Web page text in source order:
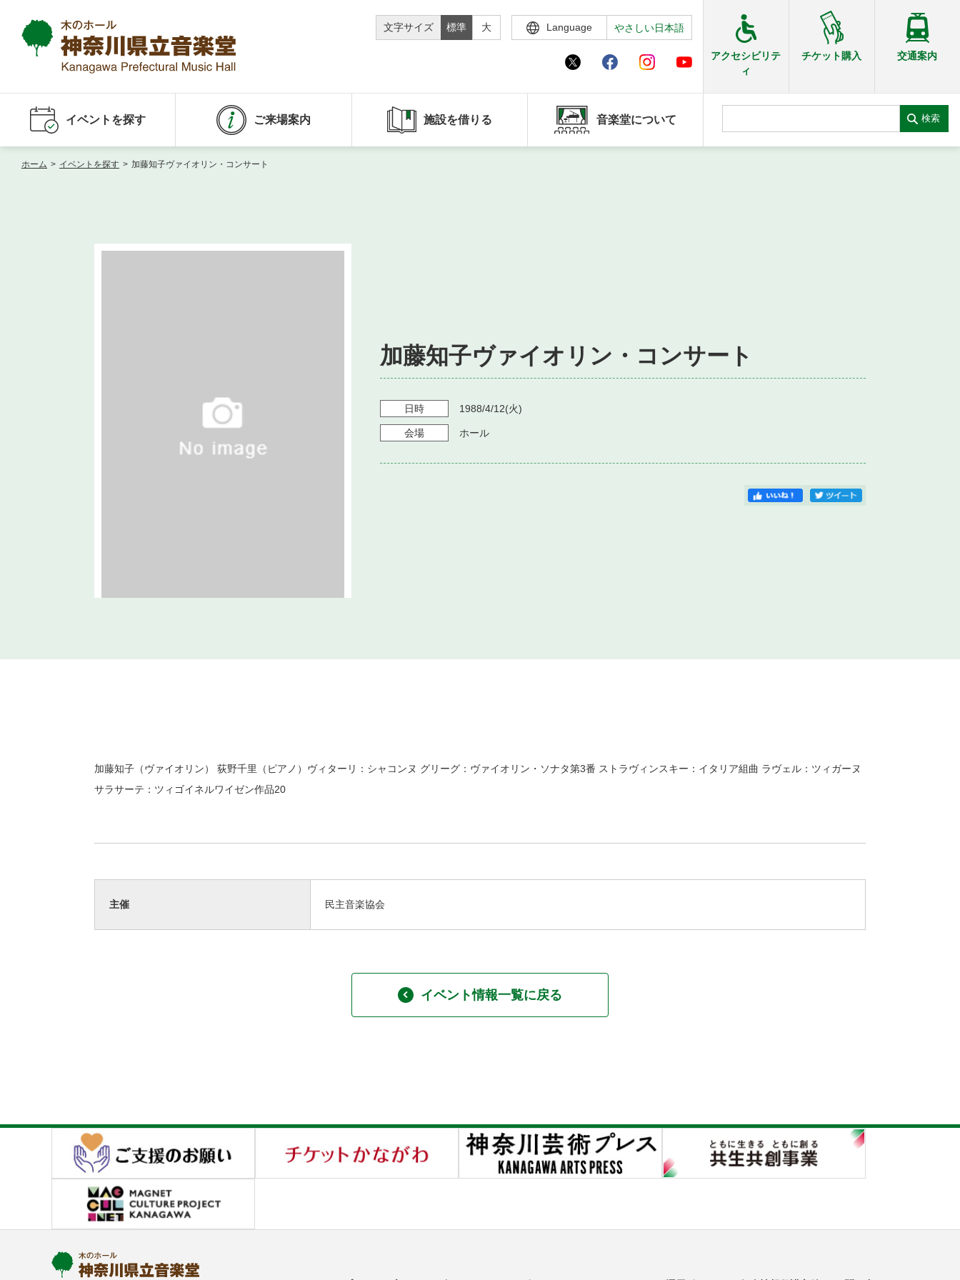
文字サイズ 標準 大 Language やさしい日本語
アクセシビリテ
ィ
チケット購入 交通案内
イベントを探す ご来場案内 施設を借りる 音楽堂について 検索
ホーム > イベントを探す > 加藤知子ヴァイオリン・コンサート
加藤知子ヴァイオリン・コンサート
日時 1988/4/12(火)
会場 ホール
加藤知子（ヴァイオリン） 荻野千里（ピアノ）ヴィターリ：シャコンヌ グリーグ：ヴァイオリン・ソナタ第3番 ストラヴィンスキー：イタリア組曲 ラヴェル：ツィガーヌ
サラサーテ：ツィゴイネルワイゼン作品20
主催 民主音楽協会
イベント情報一覧に戻る